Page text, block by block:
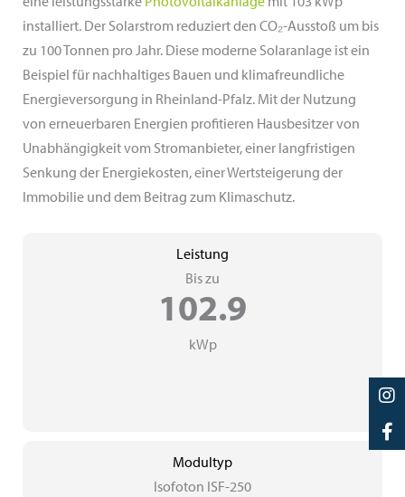
installiert. Der Solarstrom reduziert den CO₂-Ausstoß um bis
zu 100 Tonnen pro Jahr. Diese moderne Solaranlage ist ein
Beispiel für nachhaltiges Bauen und klimafreundliche
Energieversorgung in Rheinland-Pfalz. Mit der Nutzung
von erneuerbaren Energien profitieren Hausbesitzer von
Unabhängigkeit vom Stromanbieter, einer langfristigen
Senkung der Energiekosten, einer Wertsteigerung der
Immobilie und dem Beitrag zum Klimaschutz.
Leistung
Bis zu
102.9
kWp
Modultyp
Isofoton ISF-250